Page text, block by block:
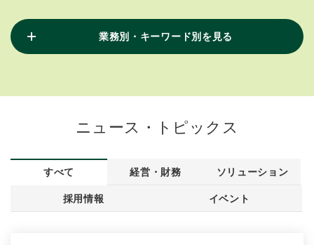
業務別・キーワード別を見る
ニュース・トピックス
すべて 経営・財務 ソリューション
採用情報 イベント